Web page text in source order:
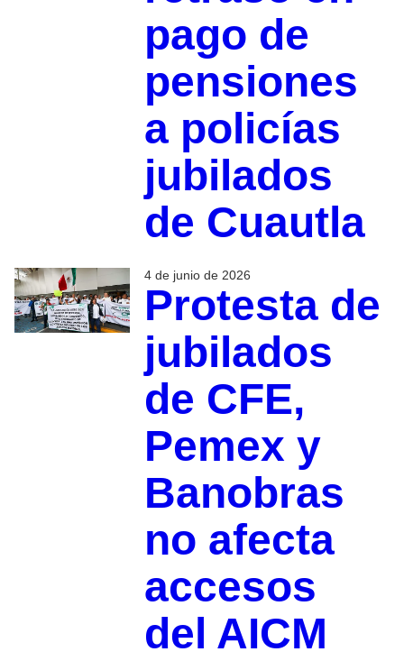
pago de
pensiones
a policías
jubilados
de Cuautla
4 de junio de 2026
Protesta de
jubilados
de CFE,
Pemex y
Banobras
no afecta
accesos
del AICM